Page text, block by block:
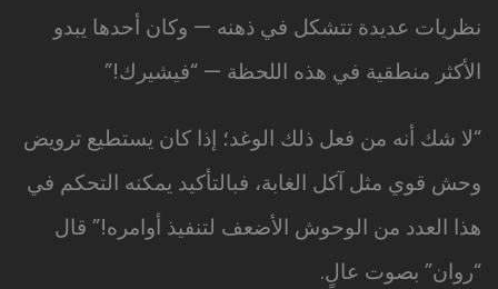
نظريات عديدة تتشكل في ذهنه — وكان أحدها يبدو
الأكثر منطقية في هذه اللحظة — “فيشيرك!”
“لا شك أنه من فعل ذلك الوغد؛ إذا كان يستطيع ترويض
وحش قوي مثل آكل الغابة، فبالتأكيد يمكنه التحكم في
هذا العدد من الوحوش الأضعف لتنفيذ أوامره!” قال
“روان” بصوت عالٍ.